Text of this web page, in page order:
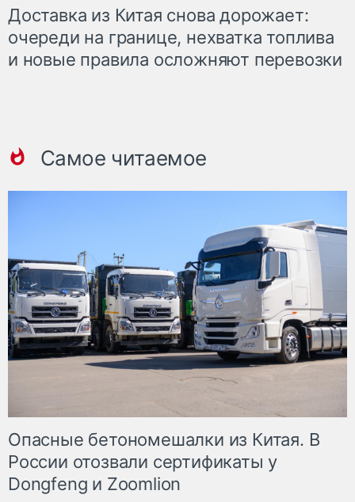
Доставка из Китая снова дорожает:
очереди на границе, нехватка топлива
и новые правила осложняют перевозки
Самое читаемое
Опасные бетономешалки из Китая. В
России отозвали сертификаты у
Dongfeng и Zoomlion